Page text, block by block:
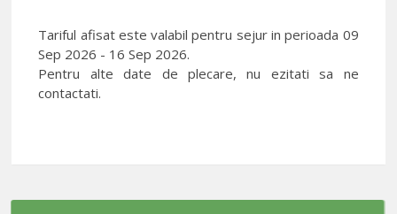
Tariful afisat este valabil pentru sejur in perioada 09
Sep 2026 - 16 Sep 2026.
Pentru alte date de plecare, nu ezitati sa ne
contactati.